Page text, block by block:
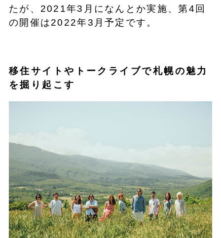
たが、2021年3月になんとか実施、第4回
の開催は2022年3月予定です。
移住サイトやトークライブで札幌の魅力
を掘り起こす